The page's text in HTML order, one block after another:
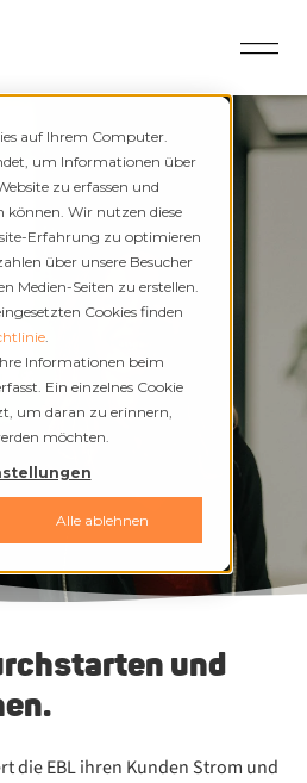
auf Ihrem Computer.
um Informationen über
zu erfassen und
können. Wir nutzen diese
Erfahrung zu optimieren
über unsere Besucher
Medien-Seiten zu erstellen.
Cookies finden
.
Informationen beim
Ein einzelnes Cookie
um daran zu erinnern,
möchten.
Alle ablehnen
und
die EBL ih­ren Kun­den Strom und